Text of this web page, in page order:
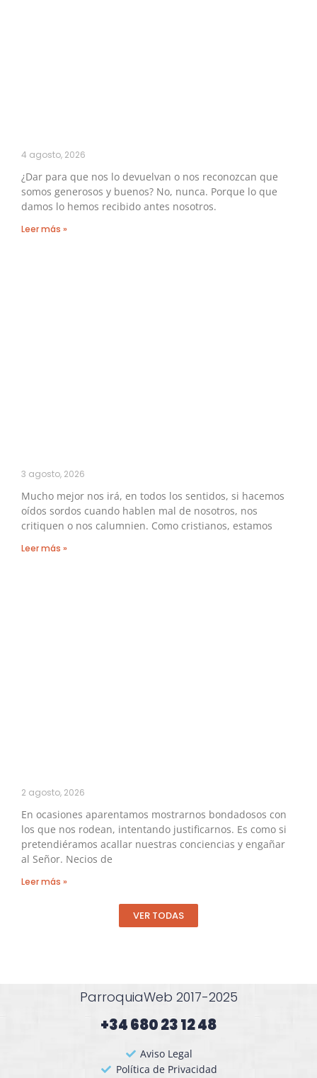
4 agosto, 2026
¿Dar para que nos lo devuelvan o nos reconozcan que
somos generosos y buenos? No, nunca. Porque lo que
damos lo hemos recibido antes nosotros.
Leer más »
3 agosto, 2026
Mucho mejor nos irá, en todos los sentidos, si hacemos
oídos sordos cuando hablen mal de nosotros, nos
critiquen o nos calumnien. Como cristianos, estamos
Leer más »
2 agosto, 2026
En ocasiones aparentamos mostrarnos bondadosos con
los que nos rodean, intentando justificarnos. Es como si
pretendiéramos acallar nuestras conciencias y engañar
al Señor. Necios de
Leer más »
VER TODAS
ParroquiaWeb 2017-2025
+34 680 23 12 48​
Aviso Legal
Política de Privacidad